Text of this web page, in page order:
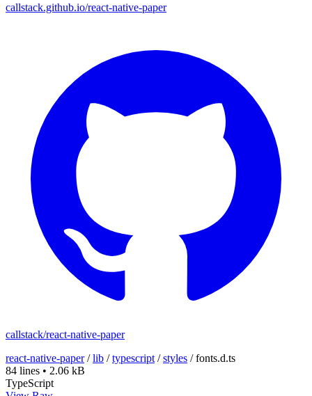
callstack.github.io/react-native-paper
callstack/react-native-paper
react-native-paper/lib /typescript /styles /fonts.d.ts
84 lines • 2.06 kB
TypeScript